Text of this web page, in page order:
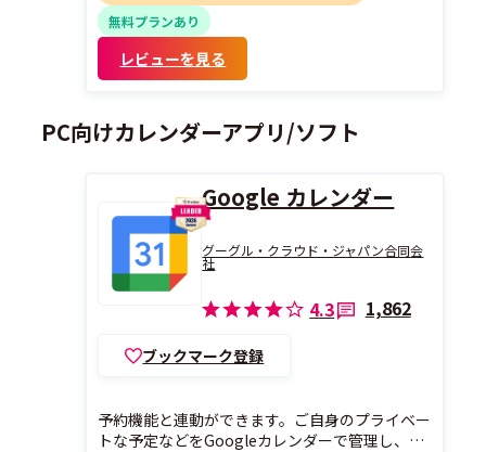
無料プランあり
レビューを見る
PC向けカレンダーアプリ/ソフト
Google カレンダー
グーグル・クラウド・ジャパン合同会
社
4.3 1,862
ブックマーク登録
予約機能と連動ができます。ご自身のプライベー
トな予定などをGoogleカレンダーで管理し、空